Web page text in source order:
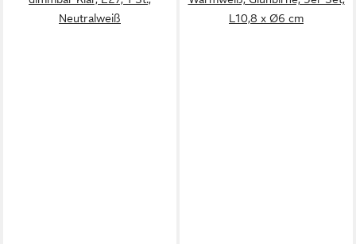
Neutralweiß
L10,8 x Ø6 cm